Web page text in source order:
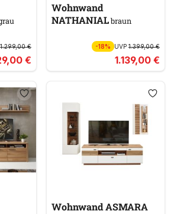
1.299,00 €
€
Wohnwand
NATHANIALbraun
-18% UVP1.399,00 €
1.139,00 €
Wohnwand ASMARA